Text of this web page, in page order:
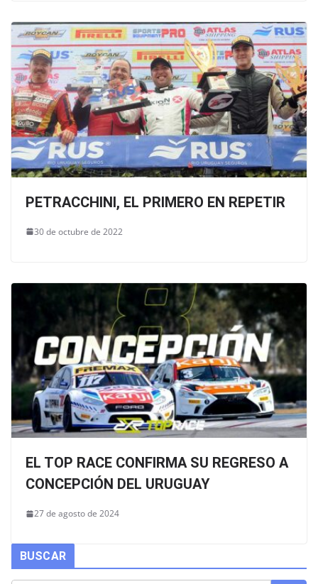
PETRACCHINI, EL PRIMERO EN REPETIR
30 de octubre de 2022
EL TOP RACE CONFIRMA SU REGRESO A
CONCEPCIÓN DEL URUGUAY
27 de agosto de 2024
BUSCAR